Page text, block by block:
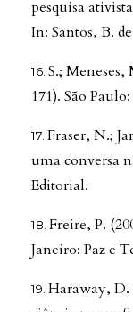
pesquisa
In: Santos, B. de
S.;
171). São
Fraser, N.;
uma conversa
Editorial.
Freire, P.
Janeiro: Paz e
Haraway, D.